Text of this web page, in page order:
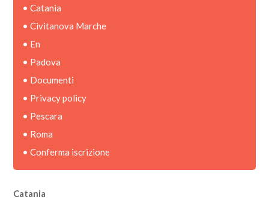
•Catania
•Civitanova Marche
• En
• Padova
• Documenti
• Privacy policy
• Pescara
• Roma
•Conferma iscrizione
Catania